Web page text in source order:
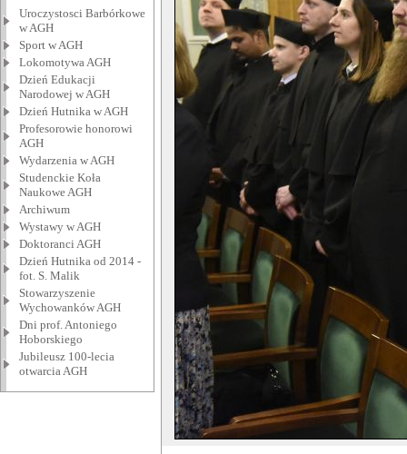
Uroczystosci Barbórkowe
w AGH
Sport w AGH
Lokomotywa AGH
Dzień Edukacji
Narodowej w AGH
Dzień Hutnika w AGH
Profesorowie honorowi
AGH
Wydarzenia w AGH
Studenckie Koła
Naukowe AGH
Archiwum
Wystawy w AGH
Doktoranci AGH
Dzień Hutnika od 2014 -
fot. S. Malik
Stowarzyszenie
Wychowanków AGH
Dni prof. Antoniego
Hoborskiego
Jubileusz 100-lecia
otwarcia AGH